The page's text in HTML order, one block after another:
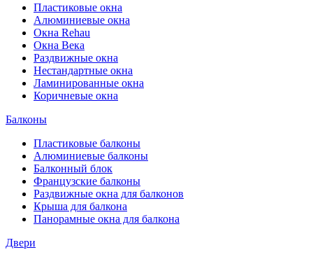
Пластиковые окна
Алюминиевые окна
Окна Rehau
Окна Века
Раздвижные окна
Нестандартные окна
Ламинированные окна
Коричневые окна
Балконы
Пластиковые балконы
Алюминиевые балконы
Балконный блок
Французские балконы
Раздвижные окна для балконов
Крыша для балкона
Панорамные окна для балкона
Двери